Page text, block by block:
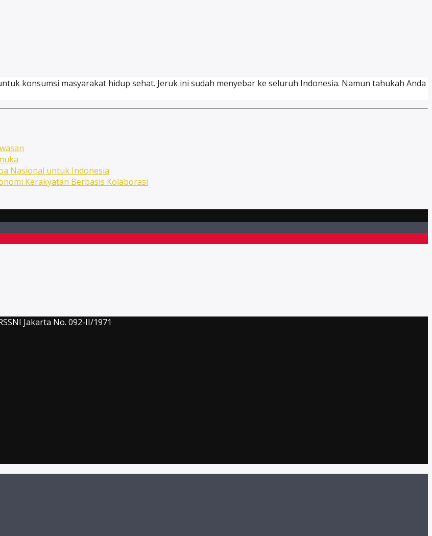
konsumsi masyarakat hidup sehat. Jeruk ini sudah menyebar ke seluruh Indonesia. Namun tahukah Anda
Nasional untuk Indonesia
Kerakyatan Berbasis Kolaborasi
Jakarta No. 092-II/1971